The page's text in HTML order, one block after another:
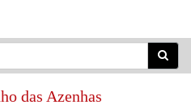
das Azenhas